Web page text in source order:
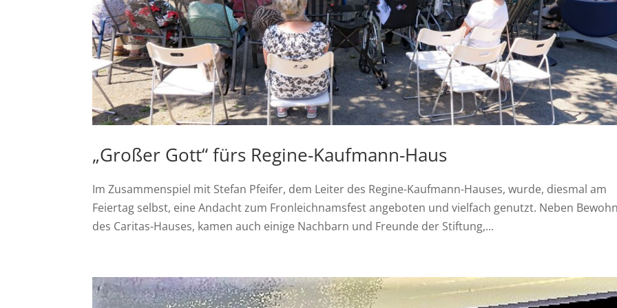
„Großer Gott“ fürs Regine-Kaufmann-Haus
Im Zusammenspiel mit Stefan Pfeifer, dem Leiter des Regine-Kaufmann-Hauses, wurde, diesmal am
Feiertag selbst, eine Andacht zum Fronleichnamsfest angeboten und vielfach genutzt. Neben
des Caritas-Hauses, kamen auch einige Nachbarn und Freunde der Stiftung,...